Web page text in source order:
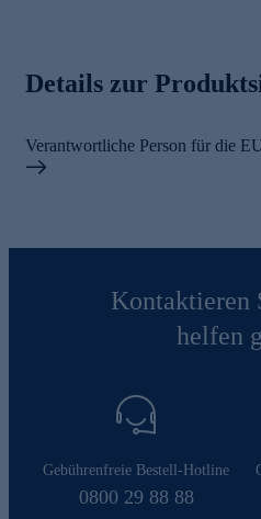
Details zur
Verantwortliche Person für die
Kontaktieren
helfen
Gebührenfreie Bestell-Hotline
0800 29 88 88